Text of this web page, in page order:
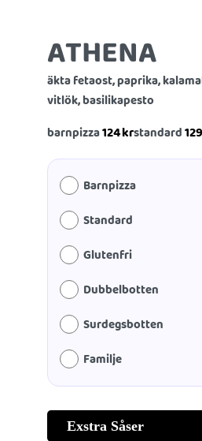
ATHENA
äkta fetaost, paprika,
vitlök, basilikapesto
barnpizza124krstandard129
Barnpizza
Standard
Glutenfri
Dubbelbotten
Surdegsbotten
Familje
Exstra Såser